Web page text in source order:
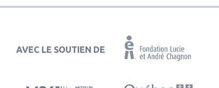
AVEC LE SOUTIEN DE